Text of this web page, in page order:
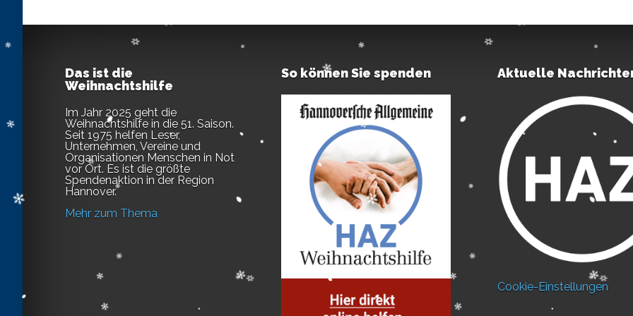
Das ist die
Weihnachtshilfe
Im Jahr 2025 geht die
Weihnachtshilfe in die 51. Saison.
Seit 1975 helfen Leser,
Unternehmen, Vereine und
Organisationen Menschen in Not
vor Ort. Es ist die größte
Spendenaktion in der Region
Hannover.
Mehr zum Thema
So können Sie spenden Aktuelle
Cookie-Einstellungen